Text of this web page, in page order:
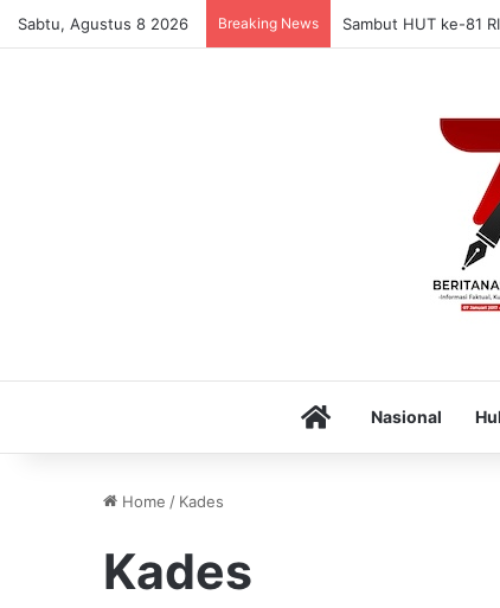
Sabtu, Agustus 8 2026 Breaking News Sambut HUT ke-81
HomeNasional
Home / Kades
Kades